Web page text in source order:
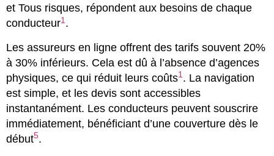
et Tous risques, répondent aux besoins de chaque
conducteur1 .
Les assureurs en ligne offrent des tarifs souvent 20%
à 30% inférieurs. Cela est dû à l’absence d’agences
physiques, ce qui réduit leurs coûts1 . La navigation
est simple, et les devis sont accessibles
instantanément. Les conducteurs peuvent souscrire
immédiatement, bénéficiant d’une couverture dès le
début5.